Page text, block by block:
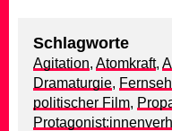
Schlagworte
Agitation, Atomkraft,
Dramaturgie,
politischer Film,